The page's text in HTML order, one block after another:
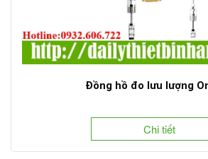
Đồng hồ đo lưu lượng
Chi tiết